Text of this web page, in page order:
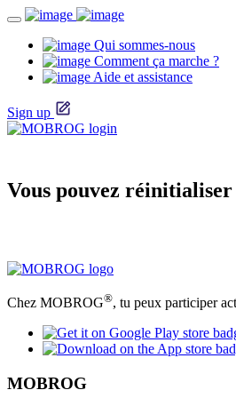
Qui sommes-nous
Comment ça marche ?
Aide et assistance
Sign up
Vous pouvez
Chez MOBROG®, tu peux participer
MOBROG